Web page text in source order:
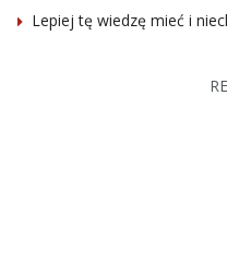
Lepiej tę wiedzę mieć i